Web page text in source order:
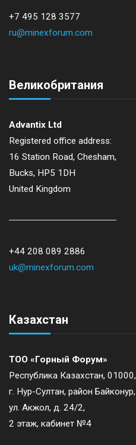
t
i
n
+7 495 128 3577
ru@minexforum.com
Великобритания
Advantix Ltd
Registered office address:
16 Station Road, Chesham,
Bucks, HP5 1DH
United Kingdom
+44 208 089 2886
uk@minexforum.com
Казахстан
ТОО «Горный Форум»
Республика Казахстан, 01000,
г. Нур-Султан, район Байконур,
ул. Акжол, д. 24/2,
2 этаж, кабинет №4